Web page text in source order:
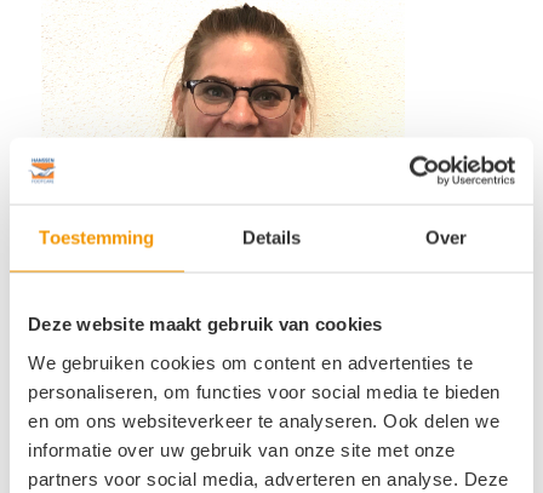
Toestemming Details Over
Deze website maakt gebruik van cookies
We gebruiken cookies om content en advertenties te
personaliseren, om functies voor social media te bieden
en om ons websiteverkeer te analyseren. Ook delen we
informatie over uw gebruik van onze site met onze
partners voor social media, adverteren en analyse. Deze
Deel dit stuk